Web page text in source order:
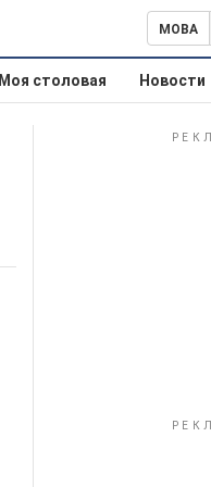
МОВА
Моя столовая Новости